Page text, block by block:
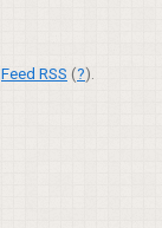
Feed RSS (?).